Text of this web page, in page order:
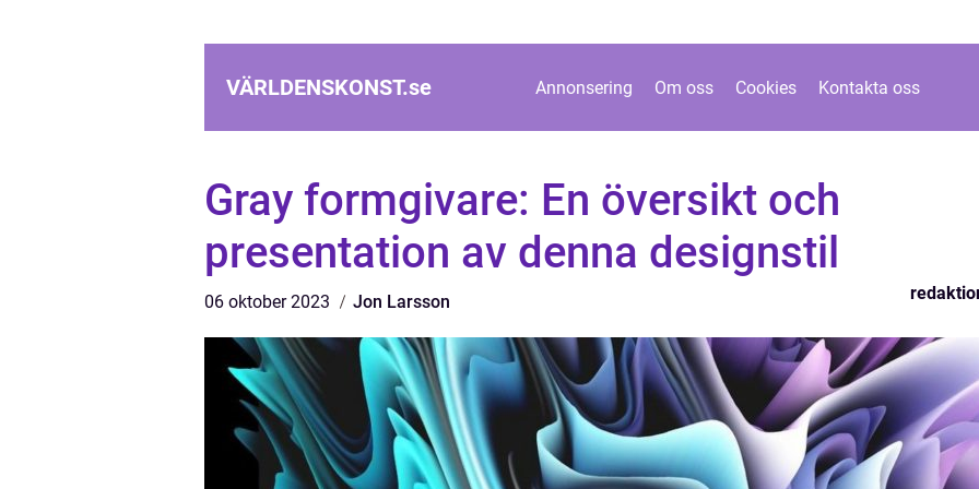
VÄRLDENSKONST.se Annonsering Om oss Cookies Kontakta oss
Gray formgivare: En översikt och
presentation av denna designstil
06 oktober 2023 Jon Larsson